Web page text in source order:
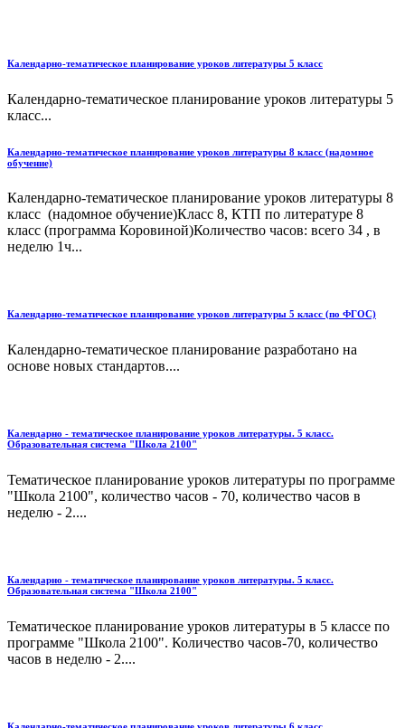
Календарно-тематическое планирование уроков литературы 5 класс
Календарно-тематическое планирование уроков литературы 5
класс...
Календарно-тематическое планирование уроков литературы 8 класс (надомное
обучение)
Календарно-тематическое планирование уроков литературы 8
класс (надомное обучение)Класс 8, КТП по литературе 8
класс (программа Коровиной)Количество часов: всего 34 , в
неделю 1ч...
Календарно-тематическое планирование уроков литературы 5 класс (по ФГОС)
Календарно-тематическое планирование разработано на
основе новых стандартов....
Календарно - тематическое планирование уроков литературы. 5 класс.
Образовательная система "Школа 2100"
Тематическое планирование уроков литературы по программе
"Школа 2100", количество часов - 70, количество часов в
неделю - 2....
Календарно - тематическое планирование уроков литературы. 5 класс.
Образовательная система "Школа 2100"
Тематическое планирование уроков литературы в 5 классе по
программе "Школа 2100". Количество часов-70, количество
часов в неделю - 2....